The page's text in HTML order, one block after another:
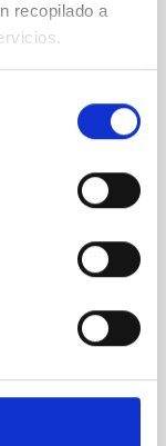
recopilado a
and
the
organized in
doctoral
public, told in